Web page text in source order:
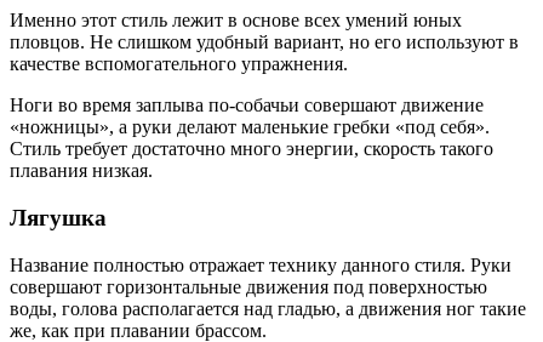
Именно этот стиль лежит в основе всех умений юных
пловцов. Не слишком удобный вариант, но его используют в
качестве вспомогательного упражнения.
Ноги во время заплыва по-собачьи совершают движение
«ножницы», а руки делают маленькие гребки «под себя».
Стиль требует достаточно много энергии, скорость такого
плавания низкая.
Лягушка
Название полностью отражает технику данного стиля. Руки
совершают горизонтальные движения под поверхностью
воды, голова располагается над гладью, а движения ног такие
же, как при плавании брассом.